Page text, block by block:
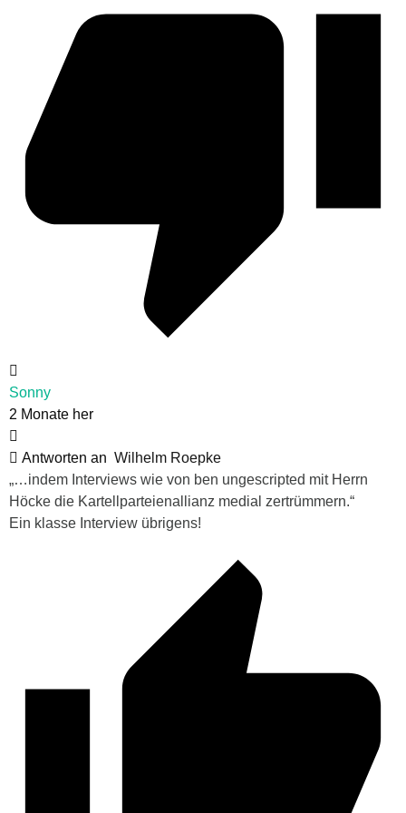
Sonny
2 Monate her
Antworten an Wilhelm Roepke
„…indem Interviews wie von ben ungescripted mit Herrn
Höcke die Kartellparteienallianz medial zertrümmern.“
Ein klasse Interview übrigens!